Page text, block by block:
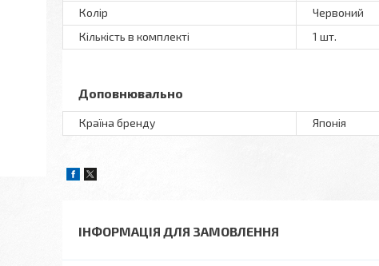
Колір
Червоний
Кількість в комплекті
1 шт.
Доповнювально
Країна бренду Японія
ІНФОРМАЦІЯ ДЛЯ ЗАМОВЛЕННЯ